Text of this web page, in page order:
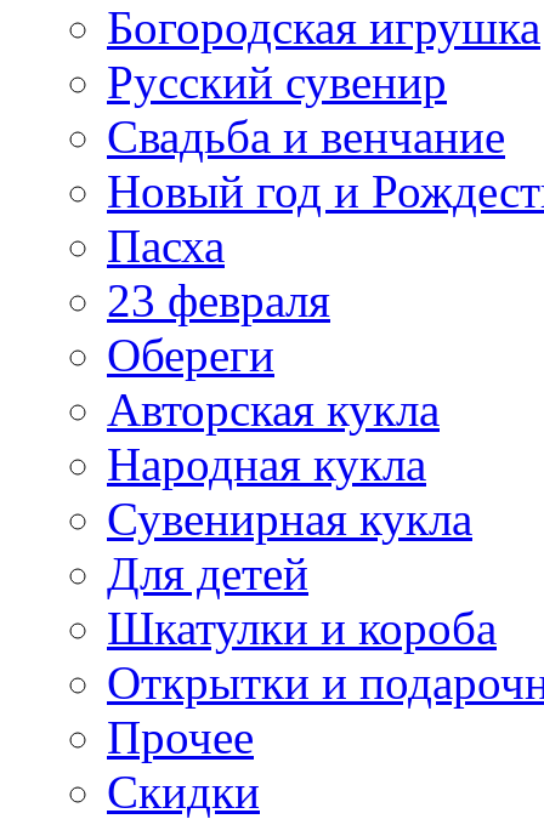
Богородская игрушка
Русский сувенир
Свадьба и венчание
Новый год и
Пасха
23 февраля
Обереги
Авторская кукла
Народная кукла
Сувенирная кукла
Для детей
Шкатулки и короба
Открытки и
Прочее
Скидки